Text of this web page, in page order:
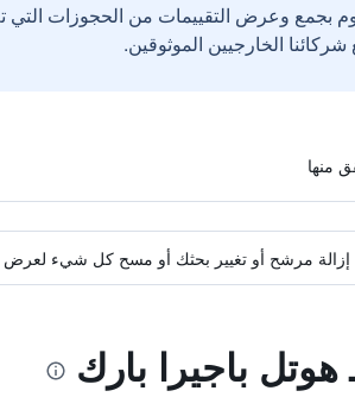
بجمع وعرض التقييمات من الحجوزات التي
إزالة مرشح أو تغيير بحثك أو مسح كل شيء لعرض
باجيرا بارك